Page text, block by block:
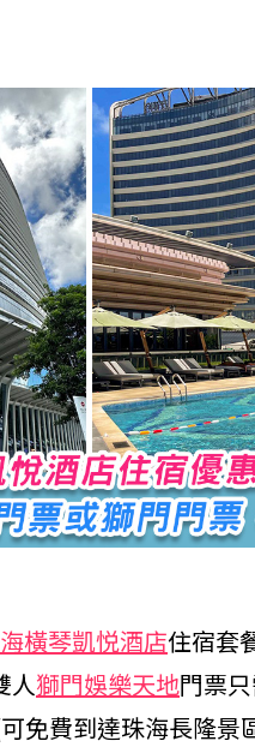
橫琴凱悦酒店住宿套
人獅門娛樂天地門票
免費到達珠海長隆景